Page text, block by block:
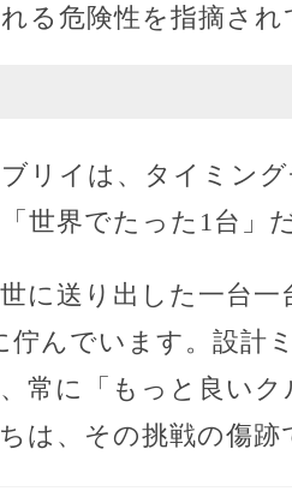
る危険性を指摘され
リイは、タイミン
世界でたった1台」
に送り出した一台
佇んでいます。設計
常に「もっと良い
は、その挑戦の傷